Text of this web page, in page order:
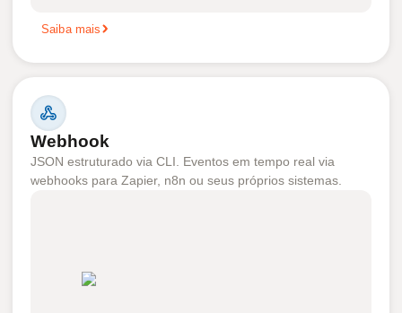
Saiba mais
Webhook
JSON estruturado via CLI. Eventos em tempo real via
webhooks para Zapier, n8n ou seus próprios sistemas.